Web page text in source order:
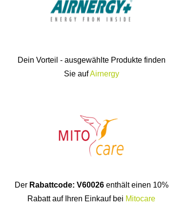
Dein Vorteil - ausgewählte Produkte finden
Sie aufAirnergy
Der Rabattcode: V60026 enthält einen 10%
Rabatt auf Ihren Einkauf bei Mitocare